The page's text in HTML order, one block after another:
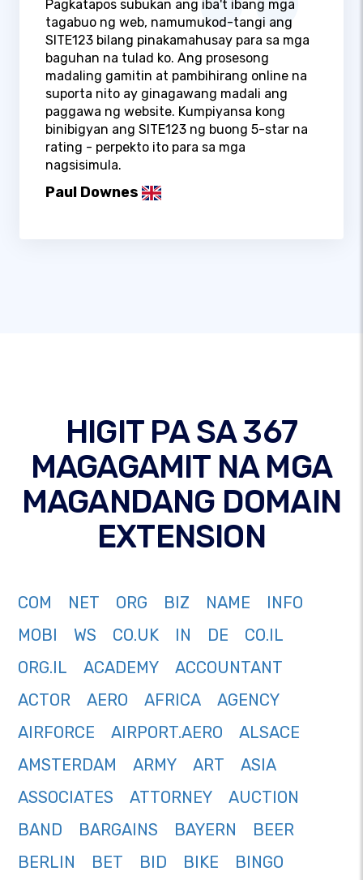
Pagkatapos subukan ang iba't ibang mga
tagabuo ng web, namumukod-tangi ang
SITE123 bilang pinakamahusay para sa mga
baguhan na tulad ko. Ang prosesong
madaling gamitin at pambihirang online na
suporta nito ay ginagawang madali ang
paggawa ng website. Kumpiyansa kong
binibigyan ang SITE123 ng buong 5-star na
rating - perpekto ito para sa mga
nagsisimula.
Paul Downes
HIGIT PA SA 367
MAGAGAMIT NA MGA
MAGANDANG DOMAIN
EXTENSION
COM NET ORG BIZ NAME
INFO
MOBI
WS CO.UK IN DE
CO.IL
ORG.IL
ACADEMY
ACCOUNTANT
ACTOR
AERO AFRICA
AGENCY
AIRFORCE
AIRPORT.AERO
ALSACE
AMSTERDAM
ARMY ART
ASIA
ASSOCIATES
ATTORNEY
AUCTION
BAND
BARGAINS BAYERN
BEER
BERLIN
BET BID BIKE
BINGO